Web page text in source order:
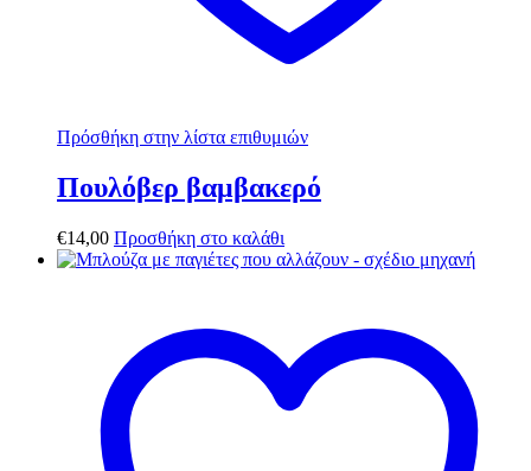
Πρόσθήκη στην λίστα επιθυμιών
Πουλόβερ βαμβακερό
€14,00 Προσθήκη στο καλάθι